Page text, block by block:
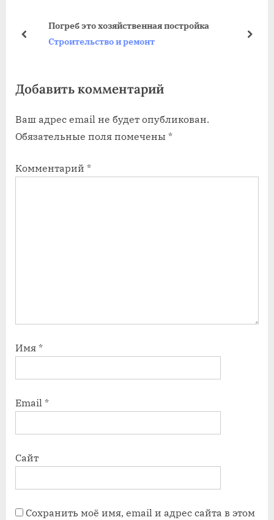
щ
з
п
и
ь
з
п
и
Погреб это хозяйственная постройка
Строительство и ремонт
пред
Добавить комментарий
Ваш адрес email не будет опубликован.
Обязательные поля помечены *
Комментарий *
Имя *
Email *
Сайт
Сохранить моё имя, email и адрес сайта в этом